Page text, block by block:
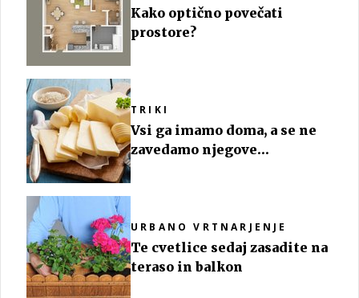
Kako optično povečati
prostore?
TRIKI
Vsi ga imamo doma, a se ne
zavedamo njegove
URBANO VRTNARJENJE
Te cvetlice sedaj zasadite na
teraso in balkon